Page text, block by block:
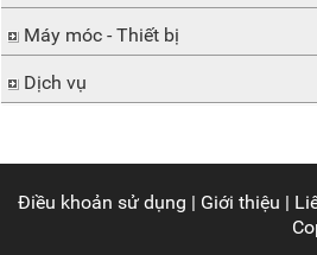
Máy móc - Thiết bị
Dịch vụ
Điều khoản sử dụng | Giới thiệu |